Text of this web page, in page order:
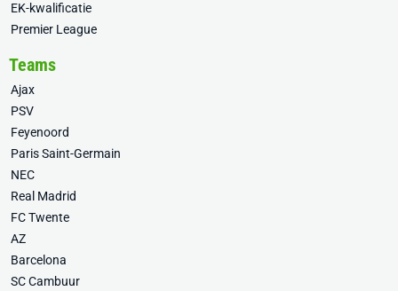
EK-kwalificatie
Premier League
Teams
Ajax
PSV
Feyenoord
Paris Saint-Germain
NEC
Real Madrid
FC Twente
AZ
Barcelona
SC Cambuur